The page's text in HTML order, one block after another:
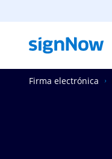
Firma electrónica